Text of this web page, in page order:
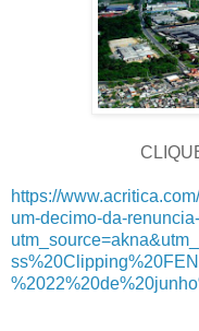
https://
um-decimo-da-